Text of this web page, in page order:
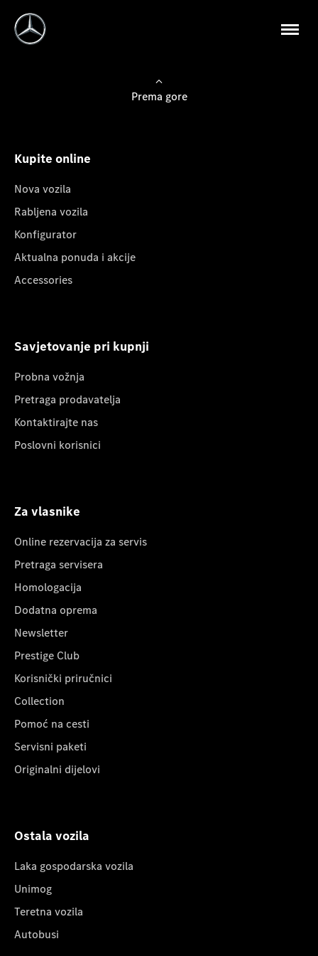
Prema gore
Kupite online
Nova vozila
Rabljena vozila
Konfigurator
Aktualna ponuda i akcije
Accessories
Savjetovanje pri kupnji
Probna vožnja
Pretraga prodavatelja
Kontaktirajte nas
Poslovni korisnici
Za vlasnike
Online rezervacija za servis
Pretraga servisera
Homologacija
Dodatna oprema
Newsletter
Prestige Club
Korisnički priručnici
Collection
Pomoć na cesti
Servisni paketi
Originalni dijelovi
Ostala vozila
Laka gospodarska vozila
Unimog
Teretna vozila
Autobusi